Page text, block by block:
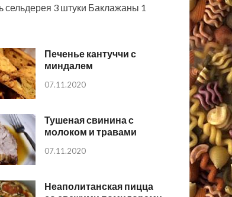
сельдерея 3 штуки Баклажаны 1
Печенье кантуччи с
миндалем
07.11.2020
Тушеная свинина с
молоком и травами
07.11.2020
Неаполитанская пицца